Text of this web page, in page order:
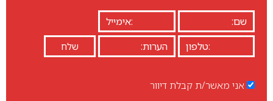
אני מאשר/ת קבלת דיוור